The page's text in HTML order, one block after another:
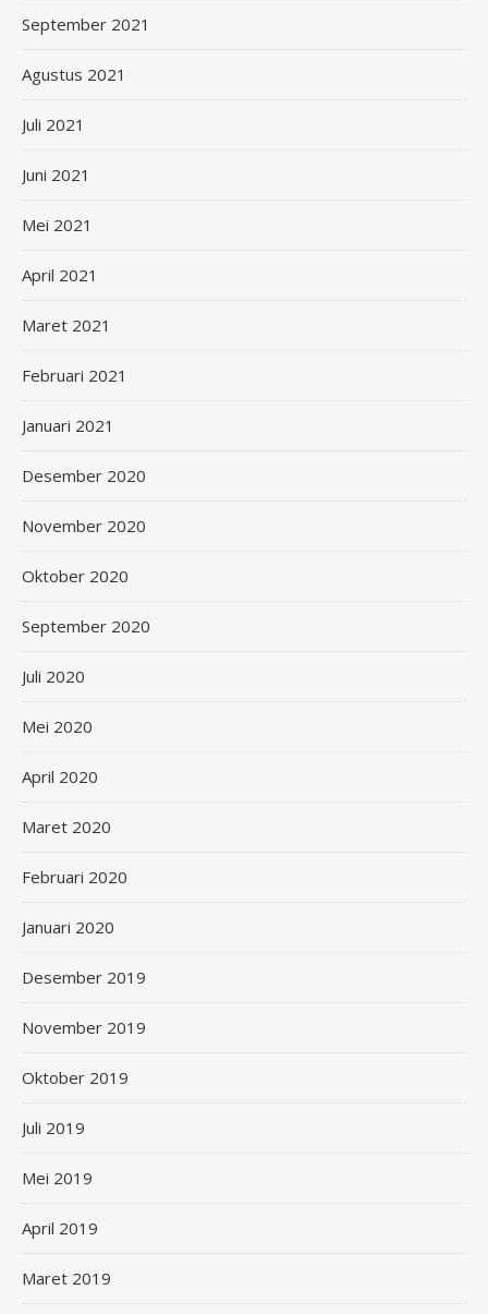
September 2021
Agustus 2021
Juli 2021
Juni 2021
Mei 2021
April 2021
Maret 2021
Februari 2021
Januari 2021
Desember 2020
November 2020
Oktober 2020
September 2020
Juli 2020
Mei 2020
April 2020
Maret 2020
Februari 2020
Januari 2020
Desember 2019
November 2019
Oktober 2019
Juli 2019
Mei 2019
April 2019
Maret 2019